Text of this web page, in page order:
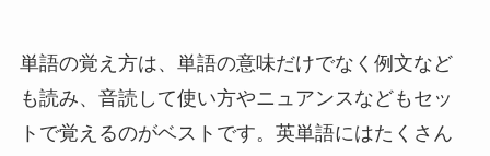
単語の覚え方は、単語の意味だけでなく例文など
も読み、音読して使い方やニュアンスなどもセッ
トで覚えるのがベストです。英単語にはたくさん